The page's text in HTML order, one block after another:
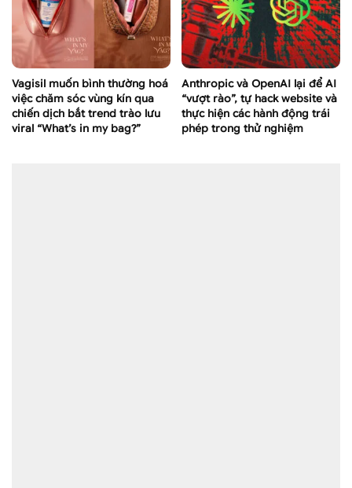
Vagisil muốn bình thường hoá
việc chăm sóc vùng kín qua
chiến dịch bắt trend trào lưu
viral “What’s in my bag?”
Anthropic và OpenAI lại để AI
“vượt rào”, tự hack website và
thực hiện các hành động trái
phép trong thử nghiệm